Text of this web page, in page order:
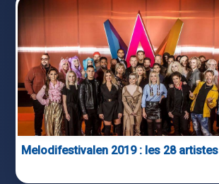
Melodifestivalen 2019 : les 28 artistes